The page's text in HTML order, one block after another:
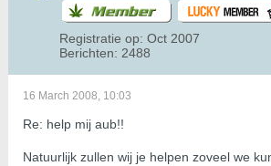
Registratie op: Oct 2007
Berichten: 2488
16 March 2008, 10:03
Re: help mij aub!!
Natuurlijk zullen wij je helpen zoveel we